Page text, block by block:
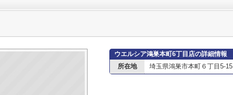
ウエルシア鴻巣本町6丁目店の詳細情報
所在地
埼玉県鴻巣市本町６丁目5-15